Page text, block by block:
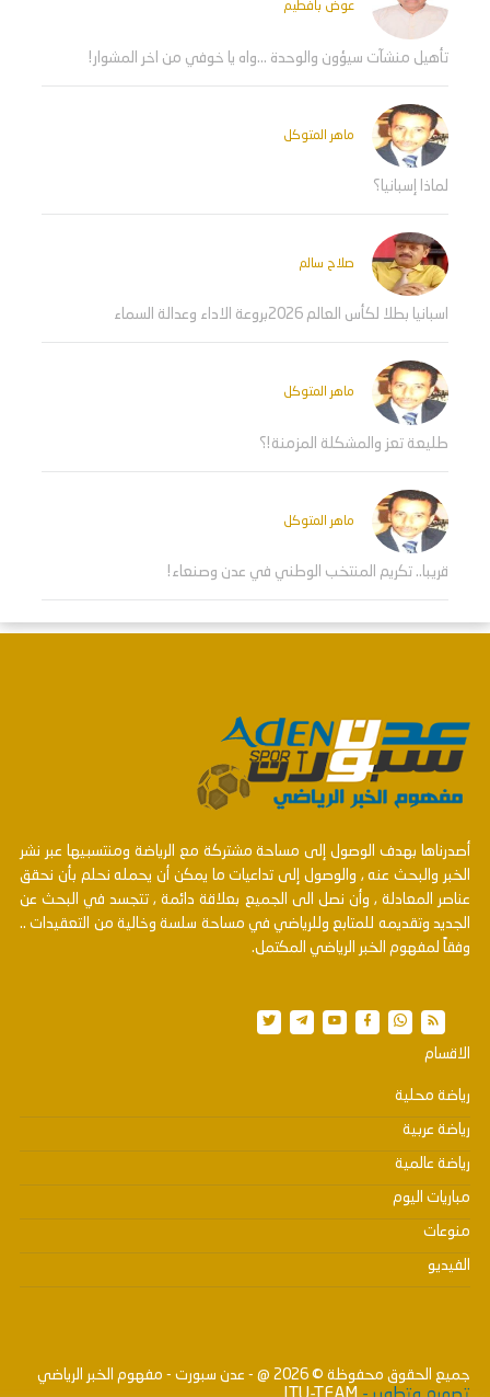
عوض بافطيم
تأهيل منشآت سيؤون والوحدة ...واه يا خوفي من اخر المشوار!
ماهر المتوكل
لماذا إسبانيا؟
صلاح سالم
اسبانيا بطلا لكأس العالم 2026بروعة الاداء وعدالة السماء
ماهر المتوكل
طليعة تعز والمشكلة المزمنة!؟
ماهر المتوكل
قريبا.. تكريم المنتخب الوطني في عدن وصنعاء!
أصدرناها بهدف الوصول إلى مساحة مشتركة مع الرياضة ومنتسبيها عبر نشر
الخبر والبحث عنه , والوصول إلى تداعيات ما يمكن أن يحمله نحلم بأن نحقق
عناصر المعادلة , وأن نصل الى الجميع بعلاقة دائمة , تتجسد في البحث عن
الجديد وتقديمه للمتابع وللرياضي في مساحة سلسة وخالية من التعقيدات ..
وفقاً لمفهوم الخبر الرياضي المكتمل.
الاقسام
رياضة محلية
رياضة عربية
رياضة عالمية
مباريات اليوم
منوعات
الفيديو
جميع الحقوق محفوظة © 2026 @ - عدن سبورت - مفهوم الخبر الرياضي